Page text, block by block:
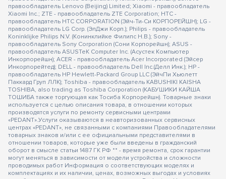
правообладатель Lenovo (Beijing) Limited; Xiaomi - правообладатель
Xiaomi Inc.; ZTE - правообладатель ZTE Corporation; HTC -
правообладатель HTC CORPORATION (Эйч-Ти-Си КОРПОРЕЙШН); LG -
правообладатель LG Corp. (ЭлДжи Корп.); Philips - правообладатель
Koninklijke Philips N.V. (Конинклийке Филипс Н.В.); Sony -
правообладатель Sony Corporation (Сони Корпорейшн); ASUS -
правообладатель ASUSTeK Computer Inc. (Асустек Компьютер
Инкорпорейшн); ACER - правообладатель Acer Incorporated (Эйсер
Инкорпорейтед); DELL - правообладатель Dell Inc.(Делл Инк.); HP -
правообладатель HP Hewlett-Packard Group LLC (ЭйчПи Хьюлетт
Паккард Груп ЛЛК); Toshiba - правообладатель KABUSHIKI KAISHA
TOSHIBA, also trading as Toshiba Corporation (КАБУШИКИ КАЙША
ТОШИБА также торгующая как Тосиба Корпорейшн). Товарные знаки
используется с целью описания товара, в отношении которых
производятся услуги по ремонту сервисными центрами
«PEDANT».Услуги оказываются в неавторизованных сервисных
центрах «PEDANT», не связанными с компаниями Правообладателями
товарных знаков и/или с ее официальными представителями в
отношении товаров, которые уже были введены в гражданский
оборот в смысле статьи 1487 ГК РФ ** - время ремонта, срок гарантии
могут меняться в зависимости от модели устройства и сложности
проводимых работ Информация о соответствующих моделях и
комплектациях и их наличии, ценах, возможных выгодах и условиях